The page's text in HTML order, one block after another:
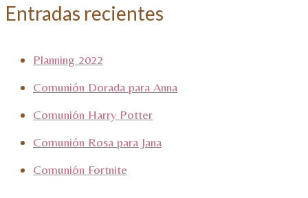
Entradas recientes
Planning 2022
Comunión Dorada para Anna
Comunión Harry Potter
Comunión Rosa para Jana
Comunión Fortnite